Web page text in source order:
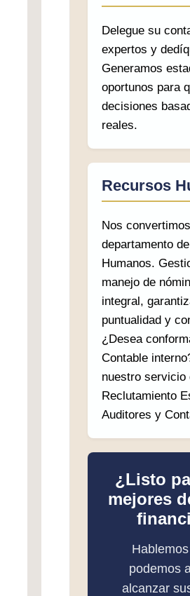
Delegue su
expertos y
Generamos
oportunos para
decisiones
reales.
Recursos
Nos
departamento
Humanos.
manejo de
integral,
puntualidad y
¿Desea
Contable
nuestro servicio
Reclutamiento
Auditores y
¿Listo
mejores
podemos
alcanzar